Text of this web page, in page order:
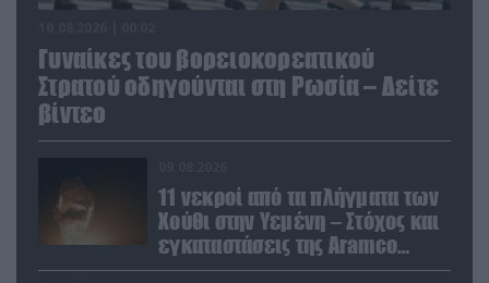
Γυναίκες του βορειοκορεατικού
Στρατού οδηγούνται στη Ρωσία – Δείτε
βίντεο
11 νεκροί από τα πλήγματα των
Χούθι στην Υεμένη – Στόχος και
εγκαταστάσεις της Aramco
(βίντεο)